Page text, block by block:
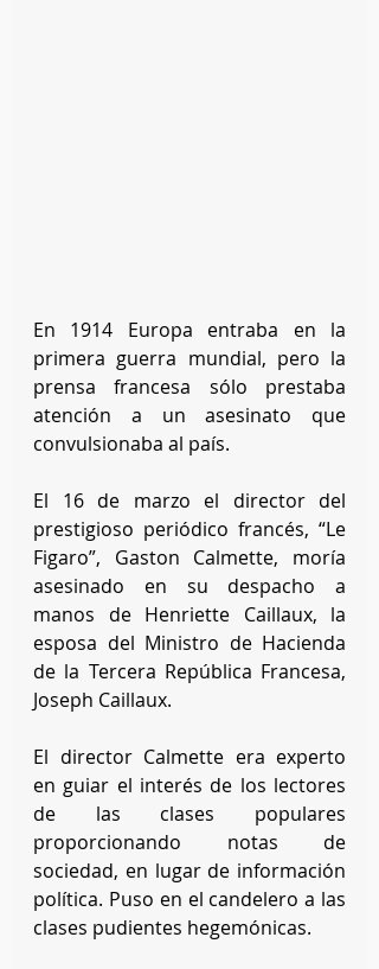
En 1914 Europa entraba en la
primera guerra mundial, pero la
prensa francesa sólo prestaba
atención a un asesinato que
convulsionaba al país.
El 16 de marzo el director del
prestigioso periódico francés, “Le
Figaro”, Gaston Calmette, moría
asesinado en su despacho a
manos de Henriette Caillaux, la
esposa del Ministro de Hacienda
de la Tercera República Francesa,
Joseph Caillaux.
El director Calmette era experto
en guiar el interés de los lectores
de las clases populares
proporcionando notas de
sociedad, en lugar de información
política. Puso en el candelero a las
clases pudientes hegemónicas.